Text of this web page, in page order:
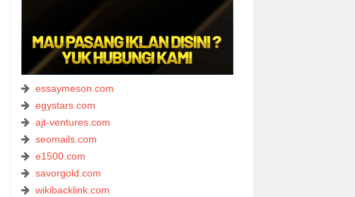
essaymeson.com
egystars.com
ajt-ventures.com
seomails.com
e1500.com
savorgold.com
wikibacklink.com